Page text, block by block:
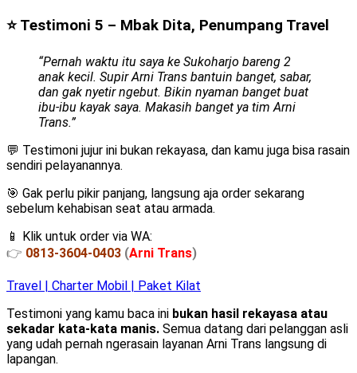
⭐ Testimoni 5 – Mbak Dita, Penumpang Travel
“Pernah waktu itu saya ke Sukoharjo bareng 2
anak kecil. Supir Arni Trans bantuin banget, sabar,
dan gak nyetir ngebut. Bikin nyaman banget buat
ibu-ibu kayak saya. Makasih banget ya tim Arni
Trans.”
💬 Testimoni jujur ini bukan rekayasa, dan kamu juga bisa rasain
sendiri pelayanannya.
🎯 Gak perlu pikir panjang, langsung aja order sekarang
sebelum kehabisan seat atau armada.
📱 Klik untuk order via WA:
👉 0813-3604-0403 (Arni Trans)
Travel | Charter Mobil | Paket Kilat
Testimoni yang kamu baca ini bukan hasil rekayasa atau
sekadar kata-kata manis. Semua datang dari pelanggan asli
yang udah pernah ngerasain layanan Arni Trans langsung di
lapangan.